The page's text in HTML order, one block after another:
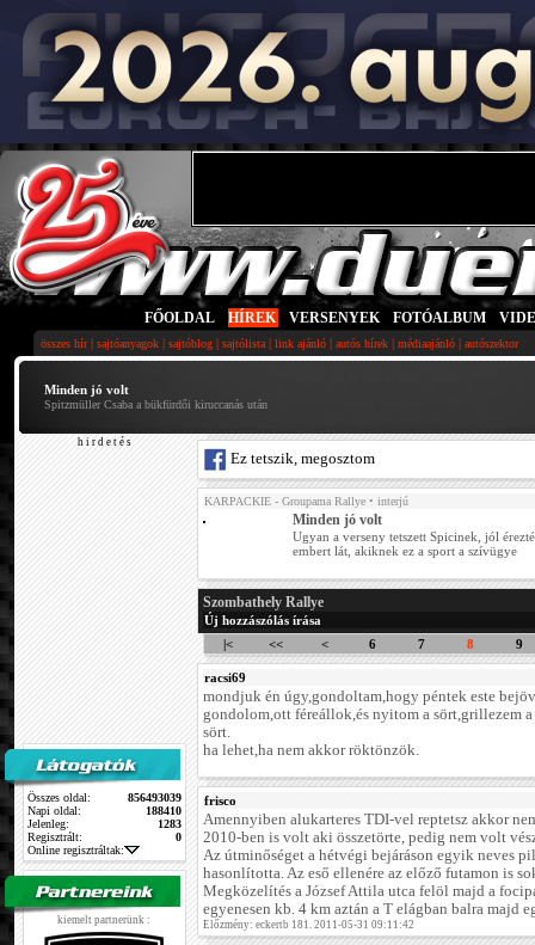
FŐOLDAL HÍREK VERSENYEK FOTÓALBUM
összes hír| sajtóanyagok | sajtóblog | sajtólista | link ajánló | autós hírek | médiaajánló | autószektor
Minden jó volt
Spitzmüller Csaba a bükfürdői kiruccanás után
h i r d e t é s
Összes oldal:
856493039
Napi oldal:
188410
Jelenleg:
1283
Regisztrált:
0
Online regisztráltak:
kiemelt partnerünk :
Ez tetszik, megosztom
KARPACKIE - Groupama Rallye • interjú
Minden jó volt
Ugyan a verseny tetszett Spicinek, jól
embert lát, akiknek ez a sport a szívügye
Szombathely Rallye
Új hozzászólás írása
|<
<< < 6 7 8 9
racsi69
mondjuk én úgy,gondoltam,hogy péntek este
gondolom,ott féreállok,és nyitom a sört,grillezem
sört.
ha lehet,ha nem akkor röktönzök.
frisco
Amennyiben alukarteres TDI-vel reptetsz akkor
2010-ben is volt aki összetörte, pedig nem volt
Az útminőséget a hétvégi bejáráson egyik neves
hasonlította. Az eső ellenére az előző futamon is
Megközelítés a József Attila utca felöl majd a
egyenesen kb. 4 km aztán a T elágban balra majd
Előzmény: eckertb 181. 2011-05-31 09:11:42